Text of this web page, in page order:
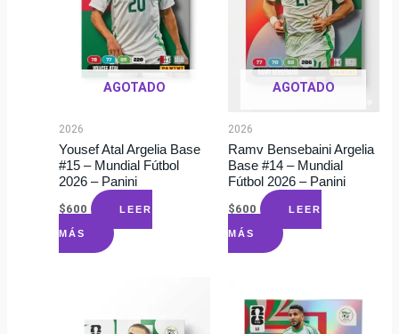
AGOTADO
2026
Yousef Atal Argelia Base
#15 – Mundial Fútbol
2026 – Panini
$600 LEER
MÁS
AGOTADO
2026
Ramv Bensebaini Argelia
Base #14 – Mundial
Fútbol 2026 – Panini
$600 LEER
MÁS